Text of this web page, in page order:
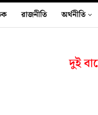
রাজনীতি অর্থনীতি
দুই